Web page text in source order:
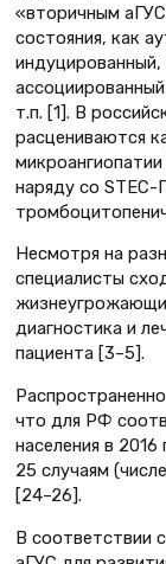
«вторичным
состояния, как
т.п. [1]. В
расцениваются
наряду со
Несмотря на
специалисты
диагностика и
пациента [3–5].
что для РФ
населения в
25 случаям
[24–26].
В соответствии